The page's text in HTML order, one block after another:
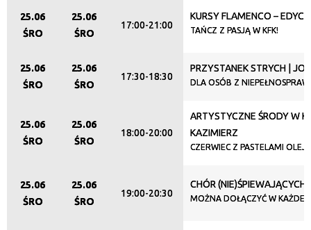
25.06
ŚRO
25.06
ŚRO
17:00-21:00
KURSY FLAMENCO –
TAŃCZ Z PASJĄ W KFK!
25.06
ŚRO
25.06
ŚRO
17:30-18:30
PRZYSTANEK STRYCH |
DLA OSÓB Z
25.06
ŚRO
25.06
ŚRO
18:00-20:00
ARTYSTYCZNE ŚRODY W
KAZIMIERZ
CZERWIEC Z PASTELAMI
25.06
ŚRO
25.06
ŚRO
19:00-20:30
CHÓR (NIE)ŚPIEWAJĄCYCH
MOŻNA DOŁĄCZYĆ W KAŻDEJ